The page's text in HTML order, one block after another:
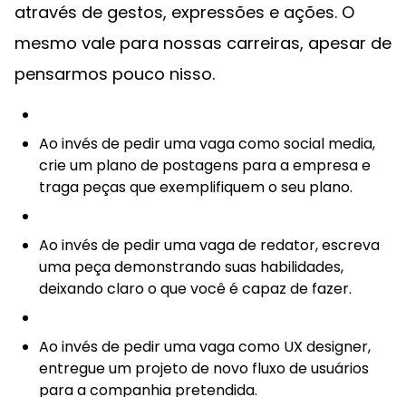
através de gestos, expressões e ações. O
mesmo vale para nossas carreiras, apesar de
pensarmos pouco nisso.
Ao invés de pedir uma vaga como social media,
crie um plano de postagens para a empresa e
traga peças que exemplifiquem o seu plano.
Ao invés de pedir uma vaga de redator, escreva
uma peça demonstrando suas habilidades,
deixando claro o que você é capaz de fazer.
Ao invés de pedir uma vaga como UX designer,
entregue um projeto de novo fluxo de usuários
para a companhia pretendida.